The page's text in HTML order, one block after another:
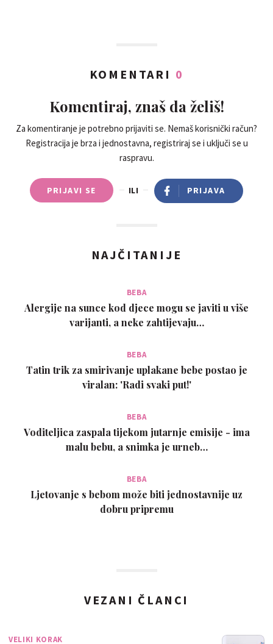
KOMENTARI 0
Komentiraj, znaš da želiš!
Za komentiranje je potrebno prijaviti se. Nemaš korisnički račun?
Registracija je brza i jednostavna, registriraj se i uključi se u
raspravu.
PRIJAVI SE ILI PRIJAVA
NAJČITANIJE
BEBA
Alergije na sunce kod djece mogu se javiti u više
varijanti, a neke zahtijevaju…
BEBA
Tatin trik za smirivanje uplakane bebe postao je
viralan: 'Radi svaki put!'
BEBA
Voditeljica zaspala tijekom jutarnje emisije - ima
malu bebu, a snimka je urneb…
BEBA
Ljetovanje s bebom može biti jednostavnije uz
dobru pripremu
VEZANI ČLANCI
VELIKI KORAK